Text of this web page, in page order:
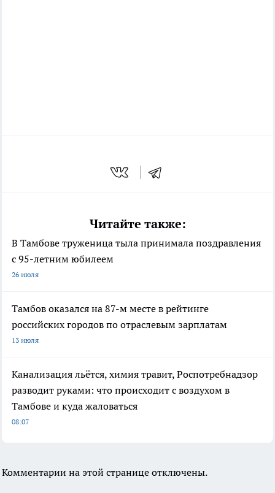
Читайте также:
В Тамбове труженица тыла принимала поздравления
с 95-летним юбилеем
26 июля
Тамбов оказался на 87-м месте в рейтинге
российских городов по отраслевым зарплатам
13 июля
Канализация льётся, химия травит, Роспотребнадзор
разводит руками: что происходит с воздухом в
Тамбове и куда жаловаться
08:07
Комментарии на этой странице отключены.